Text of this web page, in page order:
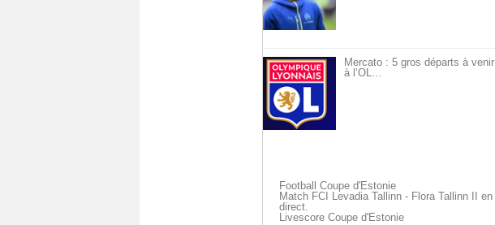
Mercato : 5 gros départs à venir
à l’OL…
Football Coupe d'Estonie
Match FCI Levadia Tallinn - Flora Tallinn II en
direct.
Livescore Coupe d'Estonie